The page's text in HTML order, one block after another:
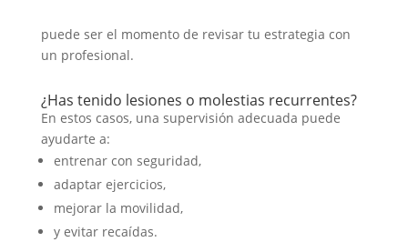
puede ser el momento de revisar tu estrategia con
un profesional.
¿Has tenido lesiones o molestias recurrentes?
En estos casos, una supervisión adecuada puede
ayudarte a:
entrenar con seguridad,
adaptar ejercicios,
mejorar la movilidad,
y evitar recaídas.